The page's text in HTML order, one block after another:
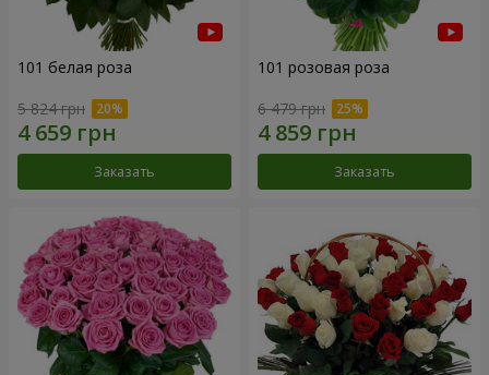
101 белая роза
5 824 грн
Заказать
101 розовая роза
6 479 грн
Заказать